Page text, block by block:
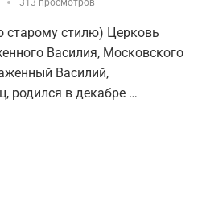
313 просмотров
старому стилю) Церковь
Василия, Московского
Василий,
родился в декабре …